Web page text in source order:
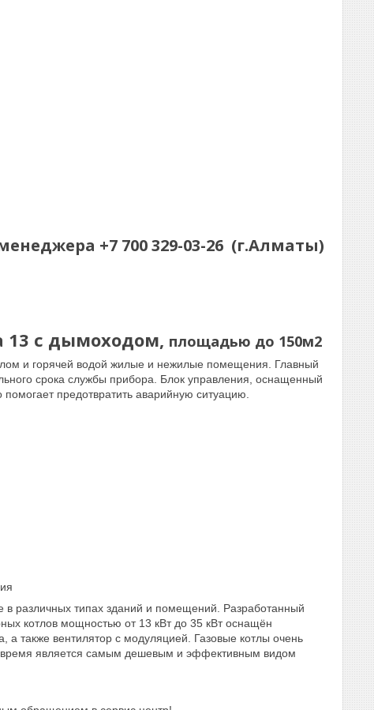
+7 700 329-03-26 (г.Алматы)
13 с дымоходом, площадью до 150м2
и горячей водой жилые и нежилые помещения. Главный
срока службы прибора. Блок управления, оснащенный
помогает предотвратить аварийную ситуацию.
различных типах зданий и помещений. Разработанный
котлов мощностью от 13 кВт до 35 кВт оснащён
а также вентилятор с модуляцией. Газовые котлы очень
время является самым дешевым и эффективным видом